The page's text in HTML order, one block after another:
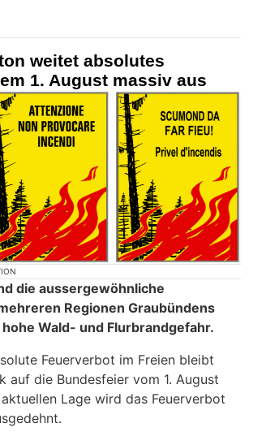
weitet absolutes
1. August massiv aus
die aussergewöhnliche
Regionen Graubündens
Wald- und Flurbrandgefahr.
Feuerverbot im Freien bleibt
auf die Bundesfeier vom 1. August
Lage wird das Feuerverbot